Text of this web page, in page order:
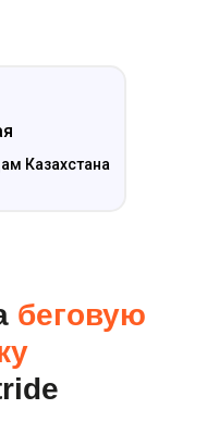
Казахстана
беговую